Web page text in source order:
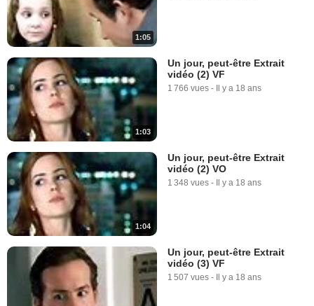
1:05
1:03
Un jour, peut-être Extrait
vidéo (2) VF
1 766 vues - Il y a 18 ans
1:04
Un jour, peut-être Extrait
vidéo (2) VO
1 348 vues - Il y a 18 ans
Un jour, peut-être Extrait
vidéo (3) VF
1 507 vues - Il y a 18 ans